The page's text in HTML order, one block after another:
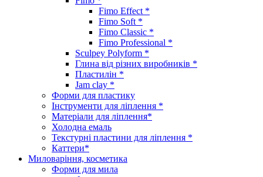
Fimo Effect *
Fimo Soft *
Fimo Classic *
Fimo Professional *
Sculpey Polyform *
Глина від різних виробників *
Пластилін *
Jam clay *
Форми для пластику
Інструменти для ліплення *
Матеріали для ліплення*
Холодна емаль
Текстурні пластини для ліплення *
Каттери*
Миловаріння, косметика
Форми для мила